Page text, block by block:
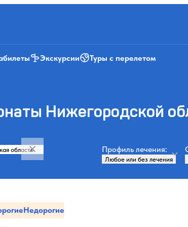
Экскурсии Туры с перелетом
Нижегородской
Профиль лечения:
Недорогие